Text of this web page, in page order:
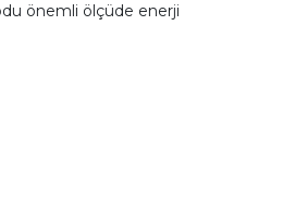
önemli ölçüde enerji